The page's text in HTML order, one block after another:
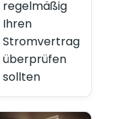
regelmäßig
Ihren
Stromvertrag
überprüfen
sollten